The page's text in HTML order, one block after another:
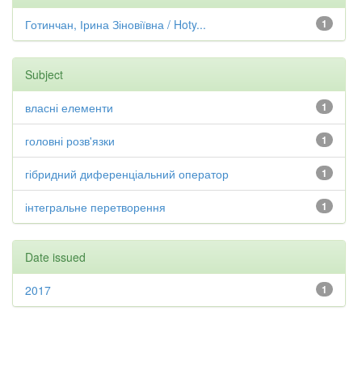
1
Готинчан, Ірина Зіновіївна / Hoty...
Subject
1
власні елементи
1
головні розв'язки
1
гібридний диференціальний оператор
1
інтегральне перетворення
Date issued
1
2017